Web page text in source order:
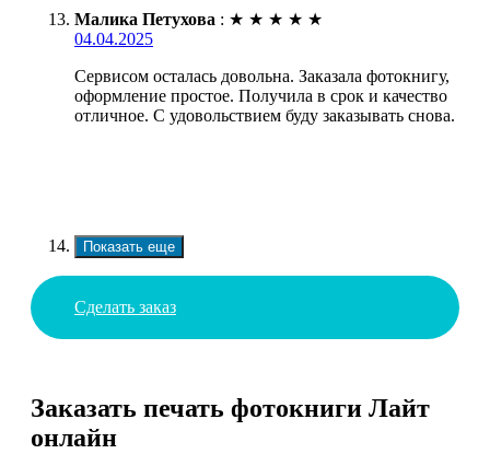
Малика Петухова : ★ ★ ★ ★ ★
04.04.2025
Сервисом осталась довольна. Заказала фотокнигу,
оформление простое. Получила в срок и качество
отличное. С удовольствием буду заказывать снова.
Показать еще
Сделать заказ
Заказать печать фотокниги Лайт
онлайн